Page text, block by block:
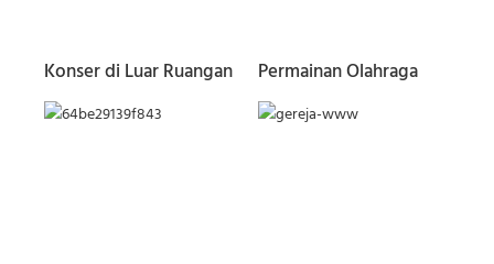
Konser di Luar Ruangan Permainan Olahraga